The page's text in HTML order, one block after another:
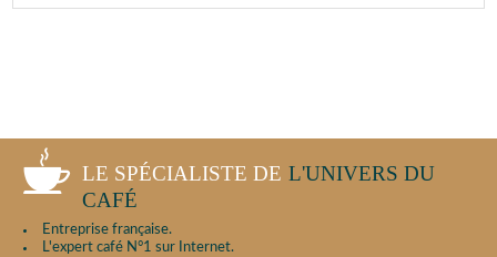
LE SPÉCIALISTE DE L'UNIVERS DU
CAFÉ
Entreprise française.
L'expert café N°1 sur Internet.